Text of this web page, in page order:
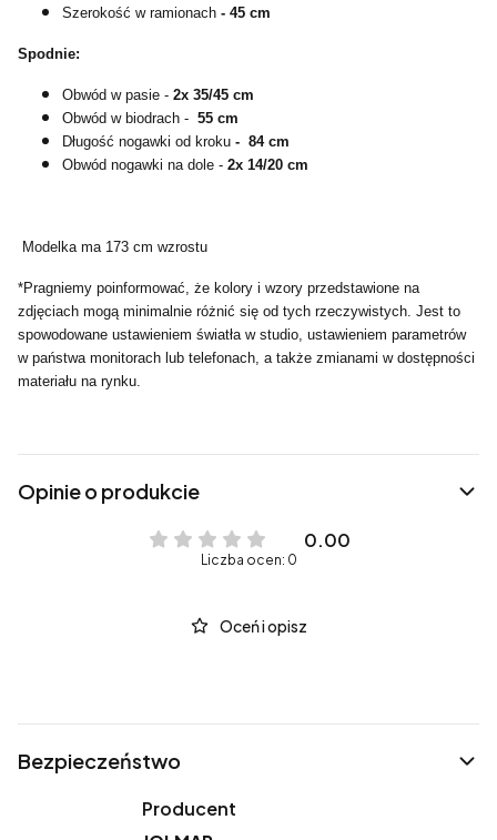
Szerokość w ramionach - 45 cm
Spodnie:
Obwód w pasie - 2x 35/45 cm
Obwód w biodrach - 55 cm
Długość nogawki od kroku - 84 cm
Obwód nogawki na dole - 2x 14/20 cm
Modelka ma 173 cm wzrostu
*Pragniemy poinformować, że kolory i wzory przedstawione na
zdjęciach mogą minimalnie różnić się od tych rzeczywistych. Jest to
spowodowane ustawieniem światła w studio, ustawieniem parametrów
w państwa monitorach lub telefonach, a także zmianami w dostępności
materiału na rynku.
Opinie o produkcie
0.00
Liczba ocen: 0
Oceń i opisz
Bezpieczeństwo
Producent